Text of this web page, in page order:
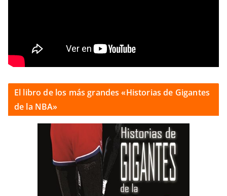
El libro de los más grandes «Historias de Gigantes
de la NBA»